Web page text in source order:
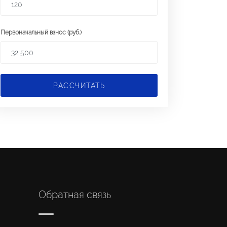
Первоначальный взнос (руб.)
РАССЧИТАТЬ
Обратная связь